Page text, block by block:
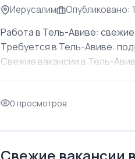
Иерусалим Опубликовано:
Работа в Тель-Авиве:
Требуется в Тель-Авиве:
Свежие вакансии в Тель-
0 просмотров